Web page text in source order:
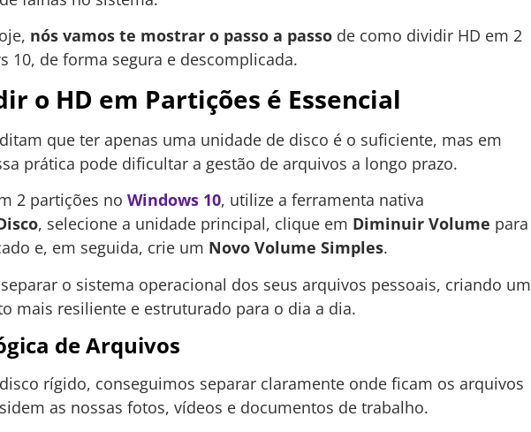
nós vamos te mostrar o passo a passo de como dividir HD em 2
10, de forma segura e descomplicada.
o HD em Partições é Essencial
que ter apenas uma unidade de disco é o suficiente, mas em
prática pode dificultar a gestão de arquivos a longo prazo.
2 partições no Windows 10, utilize a ferramenta nativa
, selecione a unidade principal, clique em Diminuir Volume para
e, em seguida, crie um Novo Volume Simples.
o sistema operacional dos seus arquivos pessoais, criando um
mais resiliente e estruturado para o dia a dia.
de Arquivos
rígido, conseguimos separar claramente onde ficam os arquivos
as nossas fotos, vídeos e documentos de trabalho.